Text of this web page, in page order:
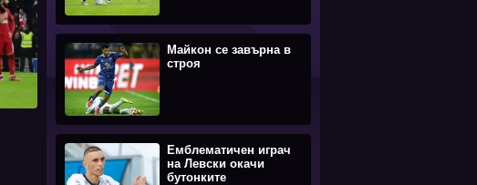
Майкон се завърна в
строя
Емблематичен играч
на Левски окачи
бутонките